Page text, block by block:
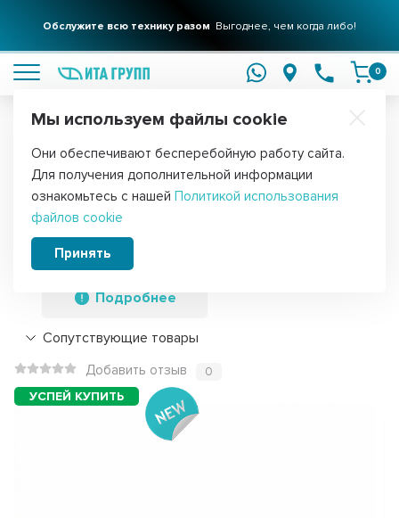
Обслужите всю технику разом Выгоднее, чем когда либо!
0
Главная Запчасти для водонагревателей ТЭНы для
ТЭН 2,5кВт (2500Вт) RCF для
водонагревателя Ariston, Thermex под
анод М6, 384178
Подробнее
Сопутствующие товары
Добавить отзыв 0
Мы используем файлы cookie
Они обеспечивают бесперебойную работу сайта.
Для получения дополнительной информации
ознакомьтесь с нашей Политикой использования
файлов cookie
Принять